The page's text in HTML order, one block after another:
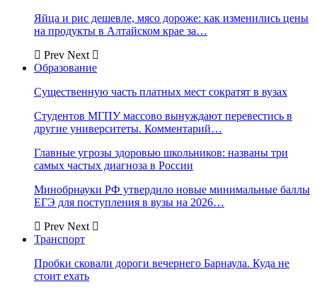
Яйца и рис дешевле, мясо дороже: как изменились цены
на продукты в Алтайском крае за…
Prev Next
Образование
Существенную часть платных мест сократят в вузах
Студентов МГПУ массово вынуждают перевестись в
другие университеты. Комментарий…
Главные угрозы здоровью школьников: названы три
самых частых диагноза в России
Минобрнауки РФ утвердило новые минимальные баллы
ЕГЭ для поступления в вузы на 2026…
Prev Next
Транспорт
Пробки сковали дороги вечернего Барнаула. Куда не
стоит ехать